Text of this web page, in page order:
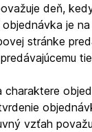
deň,
objednávka je
stránke
vzťah